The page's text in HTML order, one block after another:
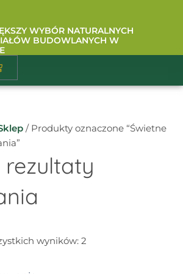
WYBÓR NATURALNYCH
BUDOWLANYCH W
/ Produkty oznaczone “Świetne
rezultaty
wyników: 2